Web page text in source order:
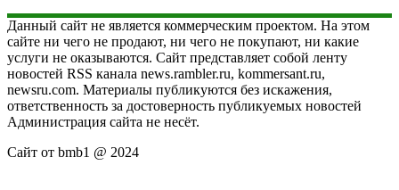
Данный сайт не является коммерческим проектом. На этом
сайте ни чего не продают, ни чего не покупают, ни какие
услуги не оказываются. Сайт представляет собой ленту
новостей RSS канала news.rambler.ru, kommersant.ru,
newsru.com. Материалы публикуются без искажения,
ответственность за достоверность публикуемых новостей
Администрация сайта не несёт.
Сайт от bmb1 @ 2024